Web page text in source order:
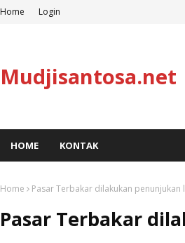
Home Login
Mudjisantosa.net
HOME KONTAK
Home Pasar Terbakar dilakukan penunjukan
Pasar Terbakar